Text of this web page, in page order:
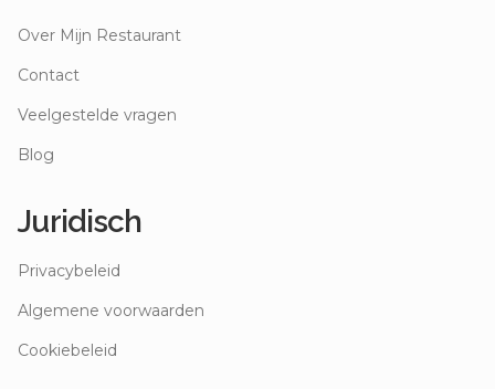
Over Mijn Restaurant
Contact
Veelgestelde vragen
Blog
Juridisch
Privacybeleid
Algemene voorwaarden
Cookiebeleid